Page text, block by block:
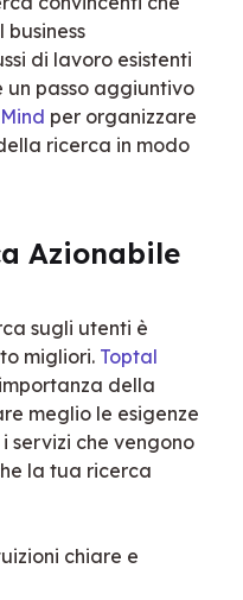
di lavoro esistenti
passo aggiuntivo
per organizzare
ricerca in modo
Azionabile
sugli utenti è
migliori. Toptal
della
meglio le esigenze
servizi che vengono
la tua ricerca
chiare e